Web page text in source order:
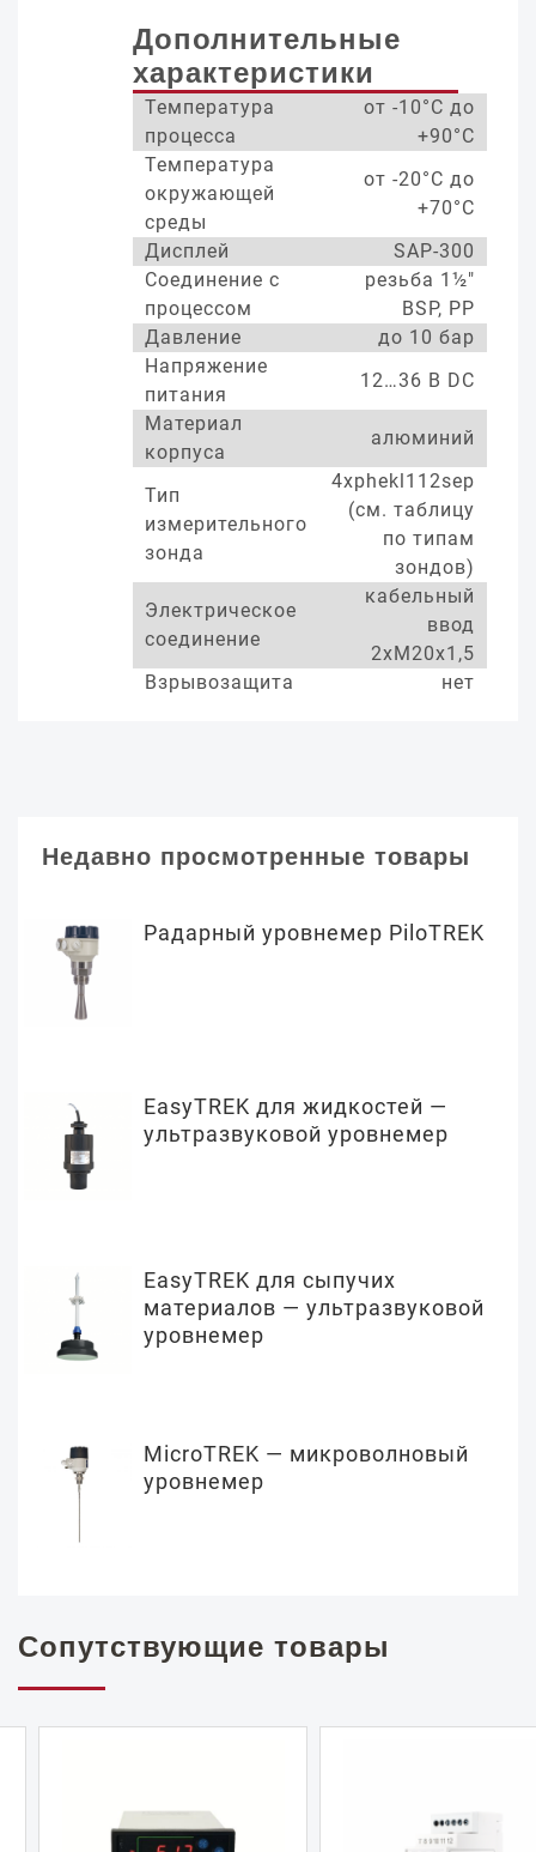
Дополнительные
характеристики
Температура
процесса
от -10°С до
+90°С
Температура
окружающей
среды
от -20°С до
+70°С
Дисплей
SAP-300
Соединение с
процессом
резьба 1½"
BSP, PP
Давление
до 10 бар
Напряжение
питания
12…36 В DC
Материал
корпуса
алюминий
Тип
измерительного
зонда
4xphekl112sep
(см. таблицу
по типам
зондов)
Электрическое
соединение
кабельный
ввод
2хМ20х1,5
Взрывозащита
нет
Недавно просмотренные товары
Радарный уровнемер PiloTREK
EasyTREK для жидкостей —
ультразвуковой уровнемер
EasyTREK для сыпучих
материалов — ультразвуковой
уровнемер
MicroTREK — микроволновый
уровнемер
Сопутствующие товары